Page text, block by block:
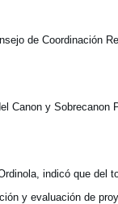
de Coordinación
Canon y Sobrecanon
indicó que del
y evaluación de